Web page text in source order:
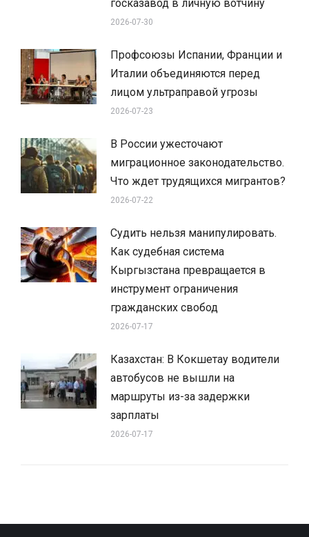
госказавод в личную вотчину
2026-07-30
Профсоюзы Испании, Франции и
Италии объединяются перед
лицом ультраправой угрозы
2026-07-23
В России ужесточают
миграционное законодательство.
Что ждет трудящихся мигрантов?
2026-07-22
Судить нельзя манипулировать.
Как судебная система
Кыргызстана превращается в
инструмент ограничения
гражданских свобод
2026-07-17
Казахстан: В Кокшетау водители
автобусов не вышли на
маршруты из-за задержки
зарплаты
2026-07-17